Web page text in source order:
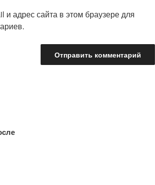
адрес сайта в этом браузере для